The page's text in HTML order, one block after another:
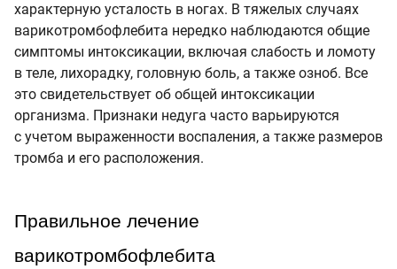
характерную усталость в ногах. В тяжелых случаях
варикотромбофлебита нередко наблюдаются общие
симптомы интоксикации, включая слабость и ломоту
в теле, лихорадку, головную боль, а также озноб. Все
это свидетельствует об общей интоксикации
организма. Признаки недуга часто варьируются
с учетом выраженности воспаления, а также размеров
тромба и его расположения.
Правильное лечение
варикотромбофлебита